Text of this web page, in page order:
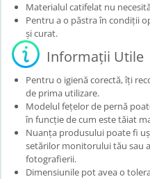
Materialul catifelat nu
Pentru a o păstra în condiții
și curat.
Informații Utile
Pentru o igienă corectă, îți
de prima utilizare.
Modelul fețelor de pernă
în funcție de cum este tăiat
Nuanța produsului poate fi
setărilor monitorului tău sau
fotografierii.
Dimensiunile pot avea o